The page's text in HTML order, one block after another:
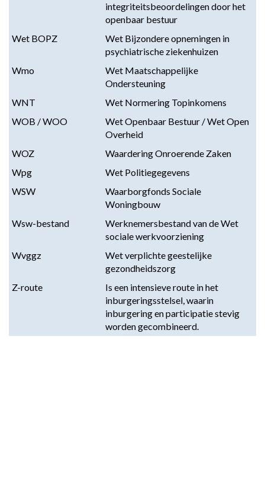
integriteitsbeoordelingen door het
openbaar bestuur
Wet BOPZ
Wet Bijzondere opnemingen in
psychiatrische ziekenhuizen
Wmo
Wet Maatschappelijke
Ondersteuning
WNT
Wet Normering Topinkomens
WOB / WOO
Wet Openbaar Bestuur / Wet Open
Overheid
WOZ
Waardering Onroerende Zaken
Wpg
Wet Politiegegevens
WSW
Waarborgfonds Sociale
Woningbouw
Wsw-bestand
Werknemersbestand van de Wet
sociale werkvoorziening
Wvggz
Wet verplichte geestelijke
gezondheidszorg
Z-route
Is een intensieve route in het
inburgeringsstelsel, waarin
inburgering en participatie stevig
worden gecombineerd.